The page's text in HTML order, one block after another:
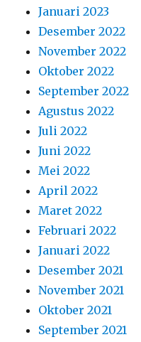
Januari 2023
Desember 2022
November 2022
Oktober 2022
September 2022
Agustus 2022
Juli 2022
Juni 2022
Mei 2022
April 2022
Maret 2022
Februari 2022
Januari 2022
Desember 2021
November 2021
Oktober 2021
September 2021